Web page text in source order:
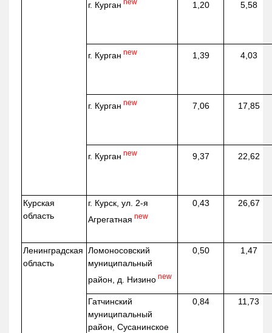
г. Курган new 1,20 5,58
г. Курган new 1,39 4,03
г. Курган new 7,06 17,85
г. Курган new 9,37 22,62
Курская
область
г. Курск, ул. 2-я
Агрегатная new
0,43 26,67
Ленинградская
область
Ломоносовский
муниципальный
район, д. Низино new
0,50 1,47
Гатчинский
муниципальный
район, Сусанинское
0,84 11,73